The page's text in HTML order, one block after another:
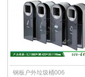
钢板户外垃圾桶006